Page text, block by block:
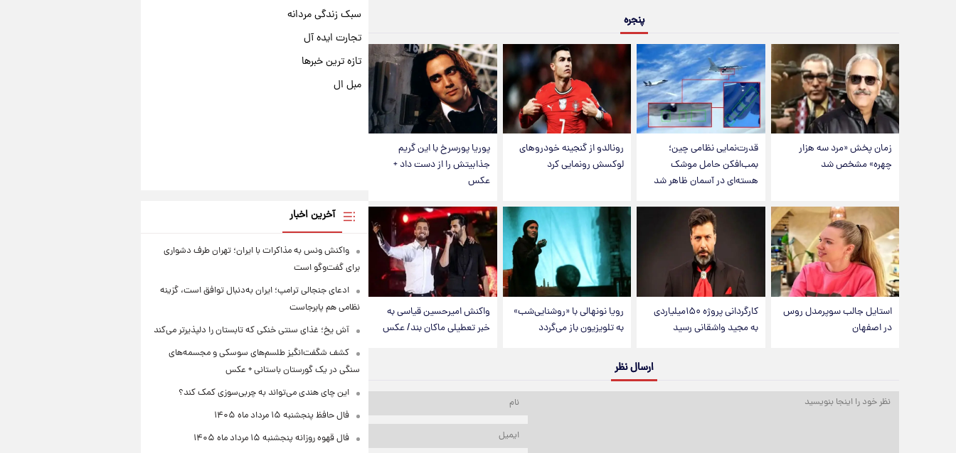
پنجره
زمان پخش «مرد سه هزار
چهره» مشخص شد
قدرت‌نمایی نظامی چین؛
بمب‌افکن حامل موشک
هسته‌ای در آسمان ظاهر شد
رونالدو از گنجینه خودروهای
لوکسش رونمایی کرد
پوریا پورسرخ با این گریم
جذابیتش را از دست داد +
عکس
استایل جالب سوپرمدل روس
در اصفهان
کارگردانی پروژه ۱۵۰میلیاردی
به مجید واشقانی رسید
رویا نونهالی با «روشنایی‌شب»
به تلویزیون باز می‌گردد
واکنش امیرحسین قیاسی به
خبر تعطیلی ماکان بند/ عکس
ارسال نظر
سبک زندگی مردانه
تجارت ایده آل
تازه ترین خبرها
مبل ال
آخرین اخبار
واکنش ونس به مذاکرات با ایران؛ تهران طرف دشواری
برای گفت‌وگو است
ادعای جنجالی ترامپ؛ ایران به‌دنبال توافق است، گزینه
نظامی هم پابرجاست
آش یخ؛ غذای سنتی خنکی که تابستان را دلپذیرتر می‌کند
کشف شگفت‌انگیز طلسم‌های سوسکی و مجسمه‌های
سنگی در یک گورستان باستانی + عکس
این چای هندی می‌تواند به چربی‌سوزی کمک کند؟
فال حافظ پنجشنبه ۱۵ مرداد ماه ۱۴۰۵
فال قهوه روزانه پنجشنبه ۱۵ مرداد ماه ۱۴۰۵